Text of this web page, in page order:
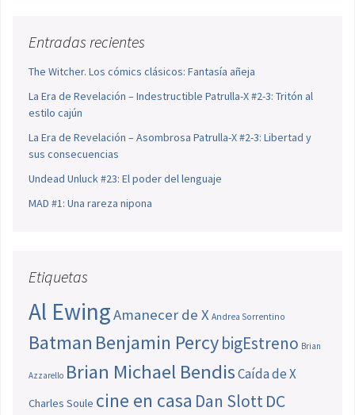
Entradas recientes
The Witcher. Los cómics clásicos: Fantasía añeja
La Era de Revelación – Indestructible Patrulla-X #2-3: Tritón al
estilo cajún
La Era de Revelación – Asombrosa Patrulla-X #2-3: Libertad y
sus consecuencias
Undead Unluck #23: El poder del lenguaje
MAD #1: Una rareza nipona
Etiquetas
Al EwingAmanecer de X Andrea Sorrentino
Batman Benjamin PercybigEstreno Brian
Azzarello Brian Michael BendisCaída de X
Charles Soule cine en casa Dan SlottDC